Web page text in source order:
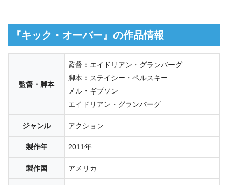
『キック・オーバー』の作品情報
監督・脚本
監督：エイドリアン・グランバーグ
脚本：ステイシー・ペルスキー
メル・ギブソン
エイドリアン・グランバーグ
ジャンル アクション
製作年 2011年
製作国 アメリカ